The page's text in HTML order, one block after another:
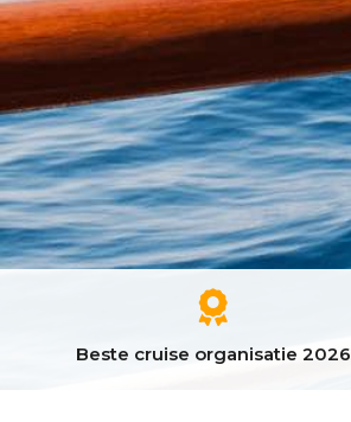
Beste cruise organisatie 2026